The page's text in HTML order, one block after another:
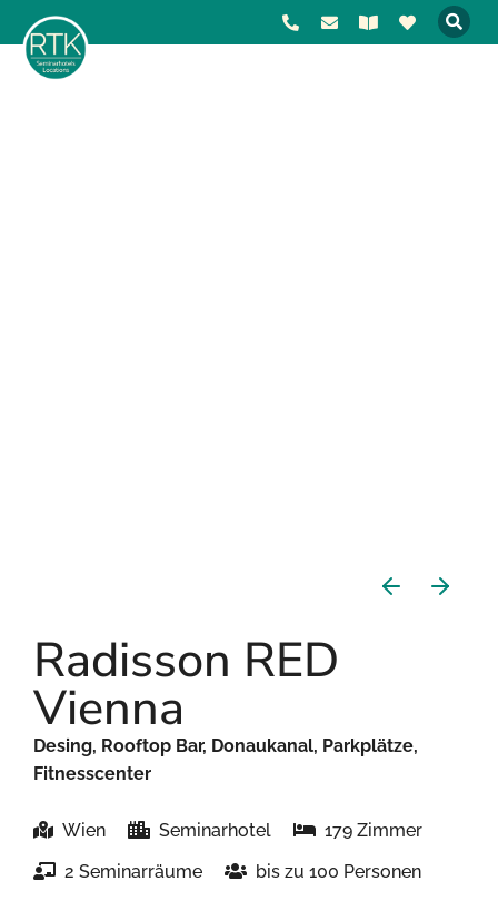
Radisson RED
Vienna
Desing, Rooftop Bar, Donaukanal, Parkplätze,
Fitnesscenter
Wien Seminarhotel
179 Zimmer
2 Seminarräume
bis zu 100 Personen